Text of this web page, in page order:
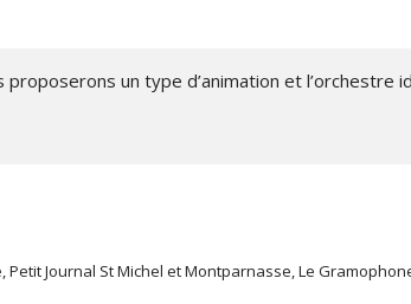
proposerons un type d’animation et
Petit Journal St Michel et Montparnasse, Le